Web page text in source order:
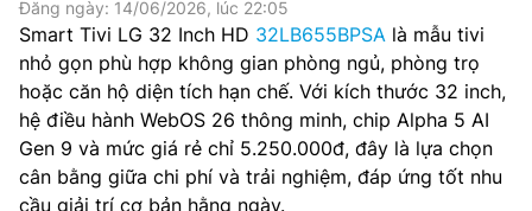
Đăng ngày: 14/06/2026, lúc 22:05
Smart Tivi LG 32 Inch HD 32LB655BPSA là mẫu tivi
nhỏ gọn phù hợp không gian phòng ngủ, phòng trọ
hoặc căn hộ diện tích hạn chế. Với kích thước 32 inch,
hệ điều hành WebOS 26 thông minh, chip Alpha 5 AI
Gen 9 và mức giá rẻ chỉ 5.250.000đ, đây là lựa chọn
cân bằng giữa chi phí và trải nghiệm, đáp ứng tốt nhu
cầu giải trí cơ bản hằng ngày.